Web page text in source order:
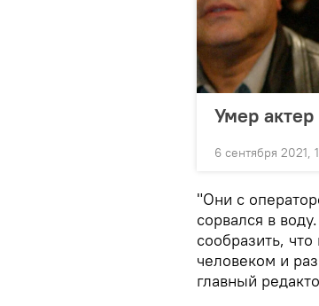
Умер
6 сентября 2021,
"Они с
сорвался в
сообразить,
человеком и
главный